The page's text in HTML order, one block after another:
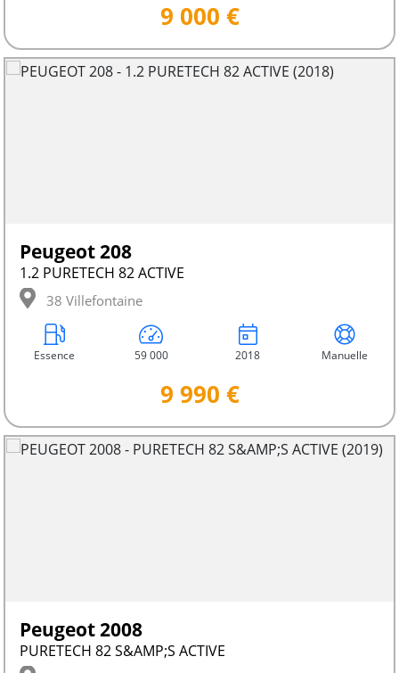
9 000 €
Peugeot 208
1.2 PURETECH 82 ACTIVE
38 Villefontaine
Essence 59 000 2018 Manuelle
9 990 €
Peugeot 2008
PURETECH 82 S&AMP;S ACTIVE